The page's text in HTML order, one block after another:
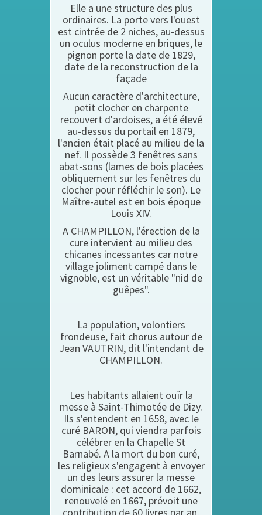
Elle a une structure des plus
ordinaires. La porte vers l'ouest
est cintrée de 2 niches, au-dessus
un oculus moderne en briques, le
pignon porte la date de 1829,
date de la reconstruction de la
façade
Aucun caractère d'architecture,
petit clocher en charpente
recouvert d'ardoises, a été élevé
au-dessus du portail en 1879,
l'ancien était placé au milieu de la
nef. Il possède 3 fenêtres sans
abat-sons (lames de bois placées
obliquement sur les fenêtres du
clocher pour réfléchir le son). Le
Maître-autel est en bois époque
Louis XIV.
A CHAMPILLON, l'érection de la
cure intervient au milieu des
chicanes incessantes car notre
village joliment campé dans le
vignoble, est un véritable "nid de
guêpes".
La population, volontiers
frondeuse, fait chorus autour de
Jean VAUTRIN, dit l'intendant de
CHAMPILLON.
Les habitants allaient ouïr la
messe à Saint-Thimotée de Dizy.
Ils s'entendent en 1658, avec le
curé BARON, qui viendra parfois
célébrer en la Chapelle St
Barnabé. A la mort du bon curé,
les religieux s'engagent à envoyer
un des leurs assurer la messe
dominicale : cet accord de 1662,
renouvelé en 1667, prévoit une
contribution de 60 livres par an,